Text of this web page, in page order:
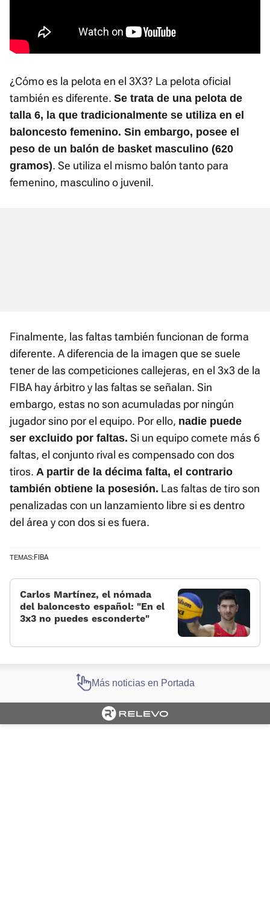
¿Cómo es la pelota en el 3X3? La pelota oficial
también es diferente. Se trata de una pelota de
talla 6, la que tradicionalmente se utiliza en el
baloncesto femenino. Sin embargo, posee el
peso de un balón de basket masculino (620
gramos). Se utiliza el mismo balón tanto para
femenino, masculino o juvenil.
Finalmente, las faltas también funcionan de forma
diferente. A diferencia de la imagen que se suele
tener de las competiciones callejeras, en el 3x3 de la
FIBA hay árbitro y las faltas se señalan. Sin
embargo, estas no son acumuladas por ningún
jugador sino por el equipo. Por ello, nadie puede
ser excluido por faltas. Si un equipo comete más 6
faltas, el conjunto rival es compensado con dos
tiros. A partir de la décima falta, el contrario
también obtiene la posesión. Las faltas de tiro son
penalizadas con un lanzamiento libre si es dentro
del área y con dos si es fuera.
TEMAS: FIBA
Carlos Martínez, el nómada
del baloncesto español: «En el
3x3 no puedes esconderte»
Más noticias en Portada